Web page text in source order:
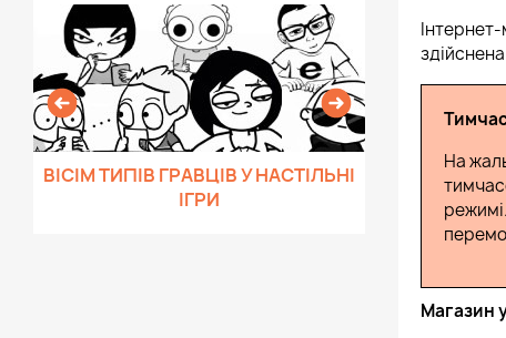
ВІСІМ ТИПІВ ГРАВЦІВ У НАСТІЛЬНІ
ІГРИ
ДОБІРКА
ДО
На
Магазин